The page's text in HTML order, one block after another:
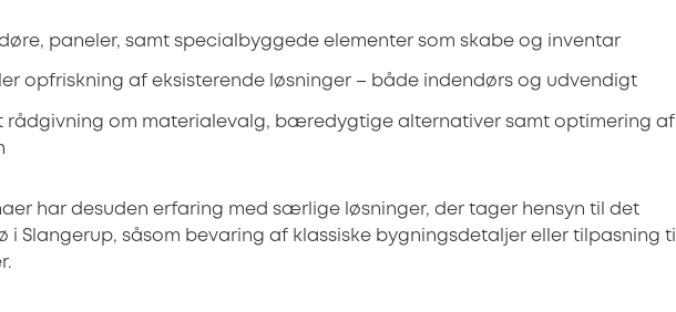
paneler, samt specialbyggede elementer som skabe og inventar
opfriskning af eksisterende løsninger – både indendørs og udvendigt
rådgivning om materialevalg, bæredygtige alternativer samt optimering af
har desuden erfaring med særlige løsninger, der tager hensyn til det
i Slangerup, såsom bevaring af klassiske bygningsdetaljer eller tilpasning til